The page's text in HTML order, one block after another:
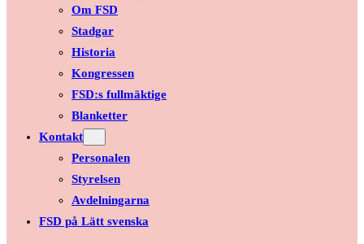
Om FSD
Stadgar
Historia
Kongressen
FSD:s fullmäktige
Blanketter
Kontakt
Personalen
Styrelsen
Avdelningarna
FSD på Lätt svenska